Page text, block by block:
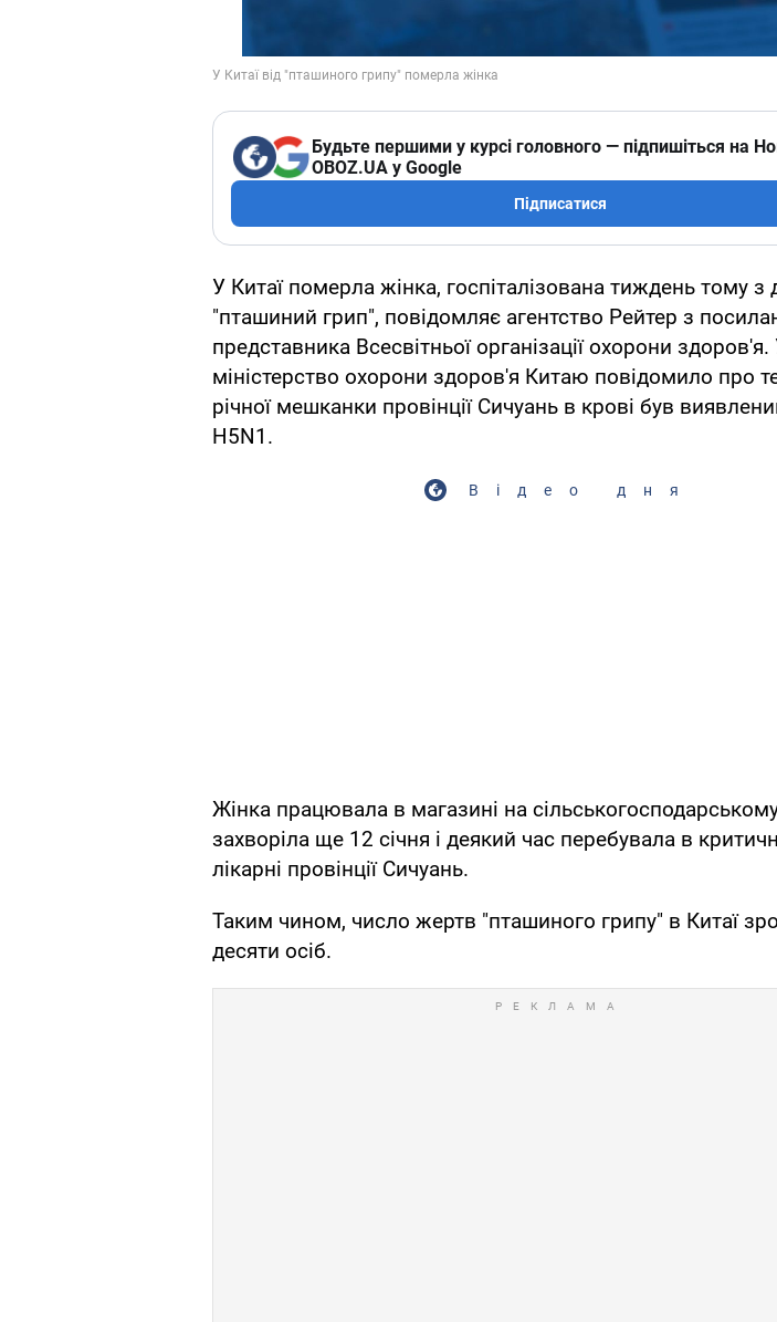
Будьте першими у курсі головного — підпишіться на
OBOZ.UA у Google
Підписатися
У Китаї померла жінка, госпіталізована тиждень тому з
"пташиний грип", повідомляє агентство Рейтер з
представника Всесвітньої організації охорони
міністерство охорони здоров'я Китаю повідомило про
річної мешканки провінції Сичуань в крові був
H5N1.
Відео дня
Жінка працювала в магазині на
захворіла ще 12 січня і деякий час перебувала в
лікарні провінції Сичуань.
Таким чином, число жертв "пташиного грипу" в Китаї
десяти осіб.